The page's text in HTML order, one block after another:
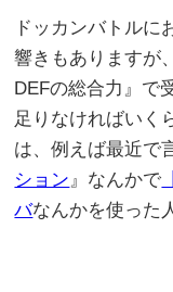
ドッカンバトルに
響きもありますが
DEFの総合力』で
足りなければいく
は、例えば最近で
ション』なんかで
バなんかを使った